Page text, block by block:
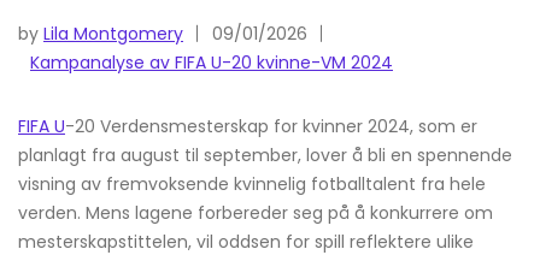
by Lila Montgomery
09/01/2026
Kampanalyse av FIFA U-20 kvinne-VM 2024
FIFA U-20 Verdensmesterskap for kvinner 2024, som er
planlagt fra august til september, lover å bli en spennende
visning av fremvoksende kvinnelig fotballtalent fra hele
verden. Mens lagene forbereder seg på å konkurrere om
mesterskapstittelen, vil oddsen for spill reflektere ulike